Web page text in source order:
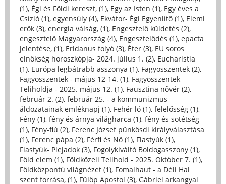
(1), Égi és Földi kereszt, (1), Egy az Isten (1), Egy éves a
Csízió (1), egyensúly (4), Ekvátor- Égi Egyenlítő (1), Elemi
erők (3), energia válság, (1), Engesztelő küldetés (2),
engesztelő Magyarország (4), Engesztelődés (1), epacta
jelentése, (1), Eridanus folyó (3), Éter (3), EU soros
elnökség horoszkópja- 2024. július 1. (2), Eucharistia
(1), Európa legbátrabb asszonya (1), Fagyosszentek (2),
Fagyosszentek - május 12-14. (1), Fagyosszentek
Teliholdja - 2025. május 12. (1), Fausztina nővér (2),
február 2. (2), február 25. - a kommunizmus
áldozatainak emléknapj (1), Fehér ló (1), felelősség (1),
Fény (1), fény és árnya világharca (1), fény és sötétség
(1), Fény-fiú (2), Ferenc József pünkösdi királyválasztása
(1), Ferenc pápa (2), Férfi és Nő (1), Fiastyúk (1),
Fiastyúk- Plejadok (3), Fogolykiváltó Boldogasszony (1),
Föld elem (1), Földközeli Telihold - 2025. Október 7. (1),
Földközpontú világnézet (1), Fomalhaut - a Déli Hal
szent forrása, (1), Fülöp Apostol (3), Gábriel arkangyal